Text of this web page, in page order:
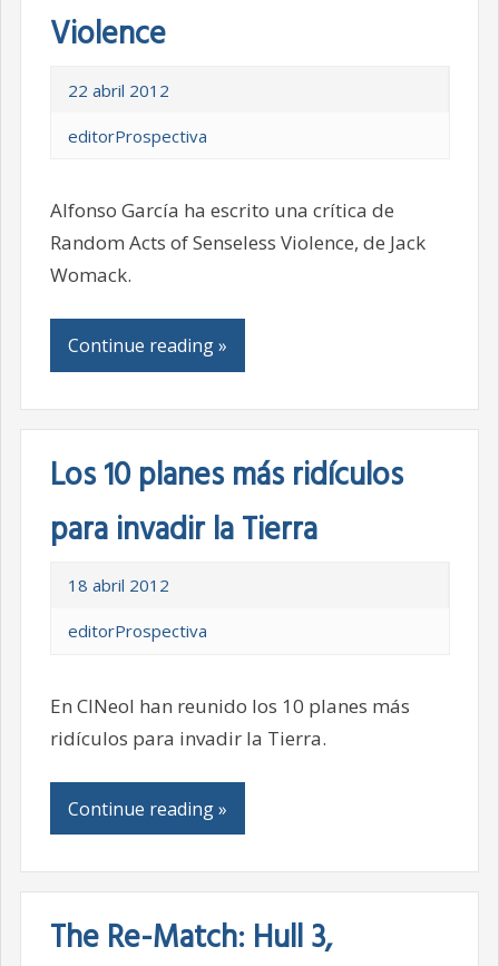
Violence
22 abril 2012
editorProspectiva
Alfonso García ha escrito una crítica de
Random Acts of Senseless Violence, de Jack
Womack.
Continue reading »
Los 10 planes más ridículos
para invadir la Tierra
18 abril 2012
editorProspectiva
En CINeol han reunido los 10 planes más
ridículos para invadir la Tierra.
Continue reading »
The Re-Match: Hull 3,